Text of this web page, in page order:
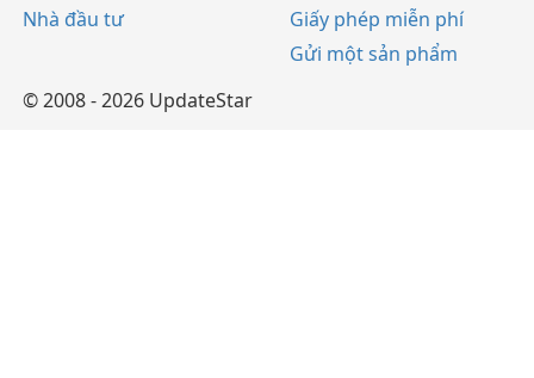
Nhà đầu tư
Giấy phép miễn phí
Gửi một sản phẩm
© 2008 - 2026 UpdateStar